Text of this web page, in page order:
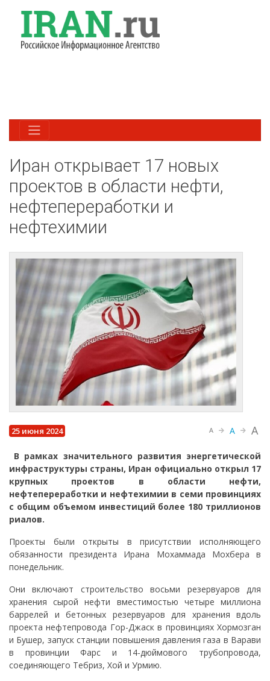
Иран открывает 17 новых
проектов в области нефти,
нефтепереработки и
нефтехимии
25 июня 2024 A A A
В рамках значительного развития энергетической
инфраструктуры страны, Иран официально открыл 17
крупных проектов в области нефти,
нефтепереработки и нефтехимии в семи провинциях
с общим объемом инвестиций более 180 триллионов
риалов.
Проекты были открыты в присутствии исполняющего
обязанности президента Ирана Мохаммада Мохбера в
понедельник.
Они включают строительство восьми резервуаров для
хранения сырой нефти вместимостью четыре миллиона
баррелей и бетонных резервуаров для хранения вдоль
проекта нефтепровода Гор-Джаск в провинциях Хормозган
и Бушер, запуск станции повышения давления газа в Варави
в провинции Фарс и 14-дюймового трубопровода,
соединяющего Тебриз, Хой и Урмию.